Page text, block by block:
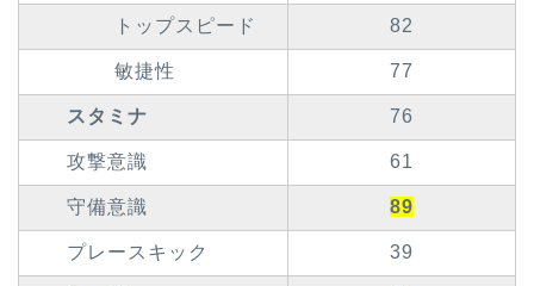
トップスピード 82
敏捷性 77
スタミナ 76
攻撃意識 61
守備意識 89
プレースキック 39